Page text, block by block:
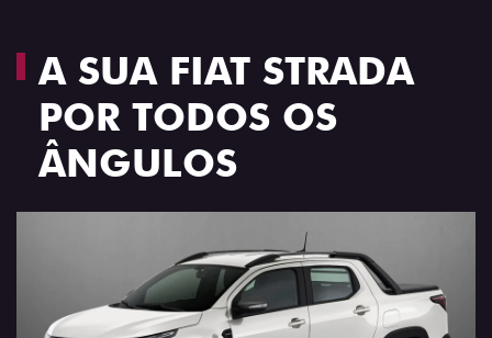
A SUA FIAT STRADA
POR TODOS OS
ÂNGULOS